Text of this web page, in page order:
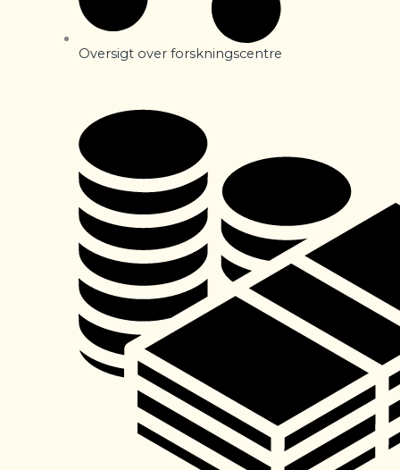
Oversigt over forskningscentre